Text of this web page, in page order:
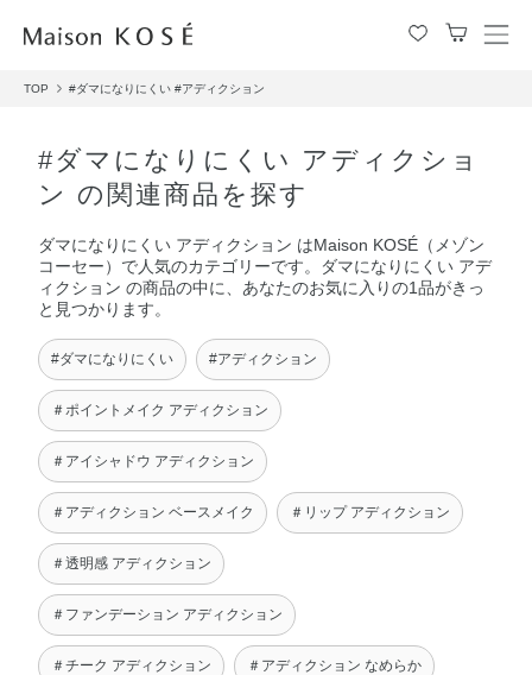
メ
TOP #ダマになりにくい #アディクション
#ダマになりにくい アディクショ
ン の関連商品を探す
ダマになりにくい アディクション はMaison KOSÉ（メゾン
コーセー）で人気のカテゴリーです。ダマになりにくい アデ
ィクション の商品の中に、あなたのお気に入りの1品がきっ
と見つかります。
#ダマになりにくい #アディクション
＃ポイントメイク アディクション
＃アイシャドウ アディクション
＃アディクション ベースメイク ＃リップ アディクション
＃透明感 アディクション
＃ファンデーション アディクション
＃チーク アディクション ＃アディクション なめらか